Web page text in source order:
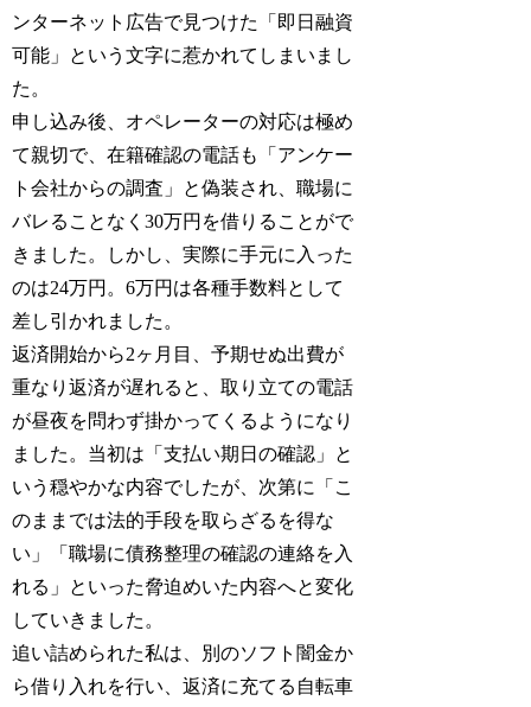
ンターネット広告で見つけた「即日融資
可能」という文字に惹かれてしまいまし
た。
申し込み後、オペレーターの対応は極め
て親切で、在籍確認の電話も「アンケー
ト会社からの調査」と偽装され、職場に
バレることなく30万円を借りることがで
きました。しかし、実際に手元に入った
のは24万円。6万円は各種手数料として
差し引かれました。
返済開始から2ヶ月目、予期せぬ出費が
重なり返済が遅れると、取り立ての電話
が昼夜を問わず掛かってくるようになり
ました。当初は「支払い期日の確認」と
いう穏やかな内容でしたが、次第に「こ
のままでは法的手段を取らざるを得な
い」「職場に債務整理の確認の連絡を入
れる」といった脅迫めいた内容へと変化
していきました。
追い詰められた私は、別のソフト闇金か
ら借り入れを行い、返済に充てる自転車